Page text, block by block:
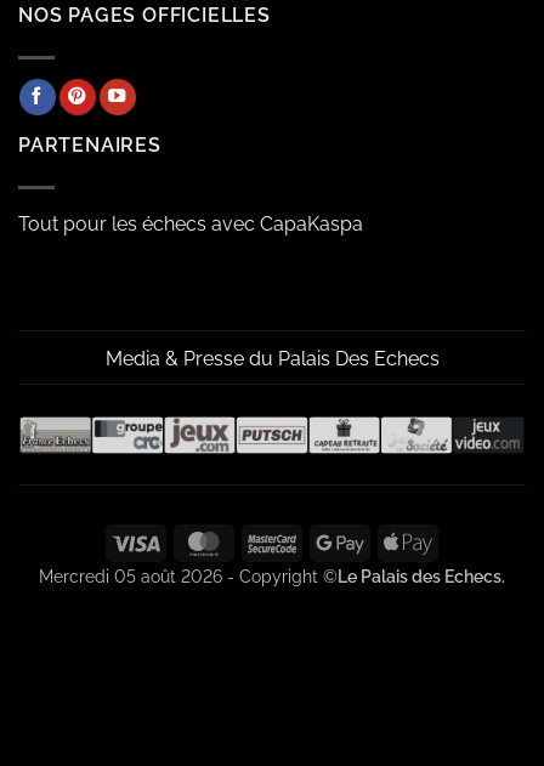
NOS PAGES OFFICIELLES
PARTENAIRES
Tout pour les échecs avec CapaKaspa
Media & Presse du Palais Des Echecs
Visa MasterCardMasterCard
2
Google
Pay
Apple
Pay
Mercredi 05 août 2026 - Copyright ©Le Palais des Echecs.